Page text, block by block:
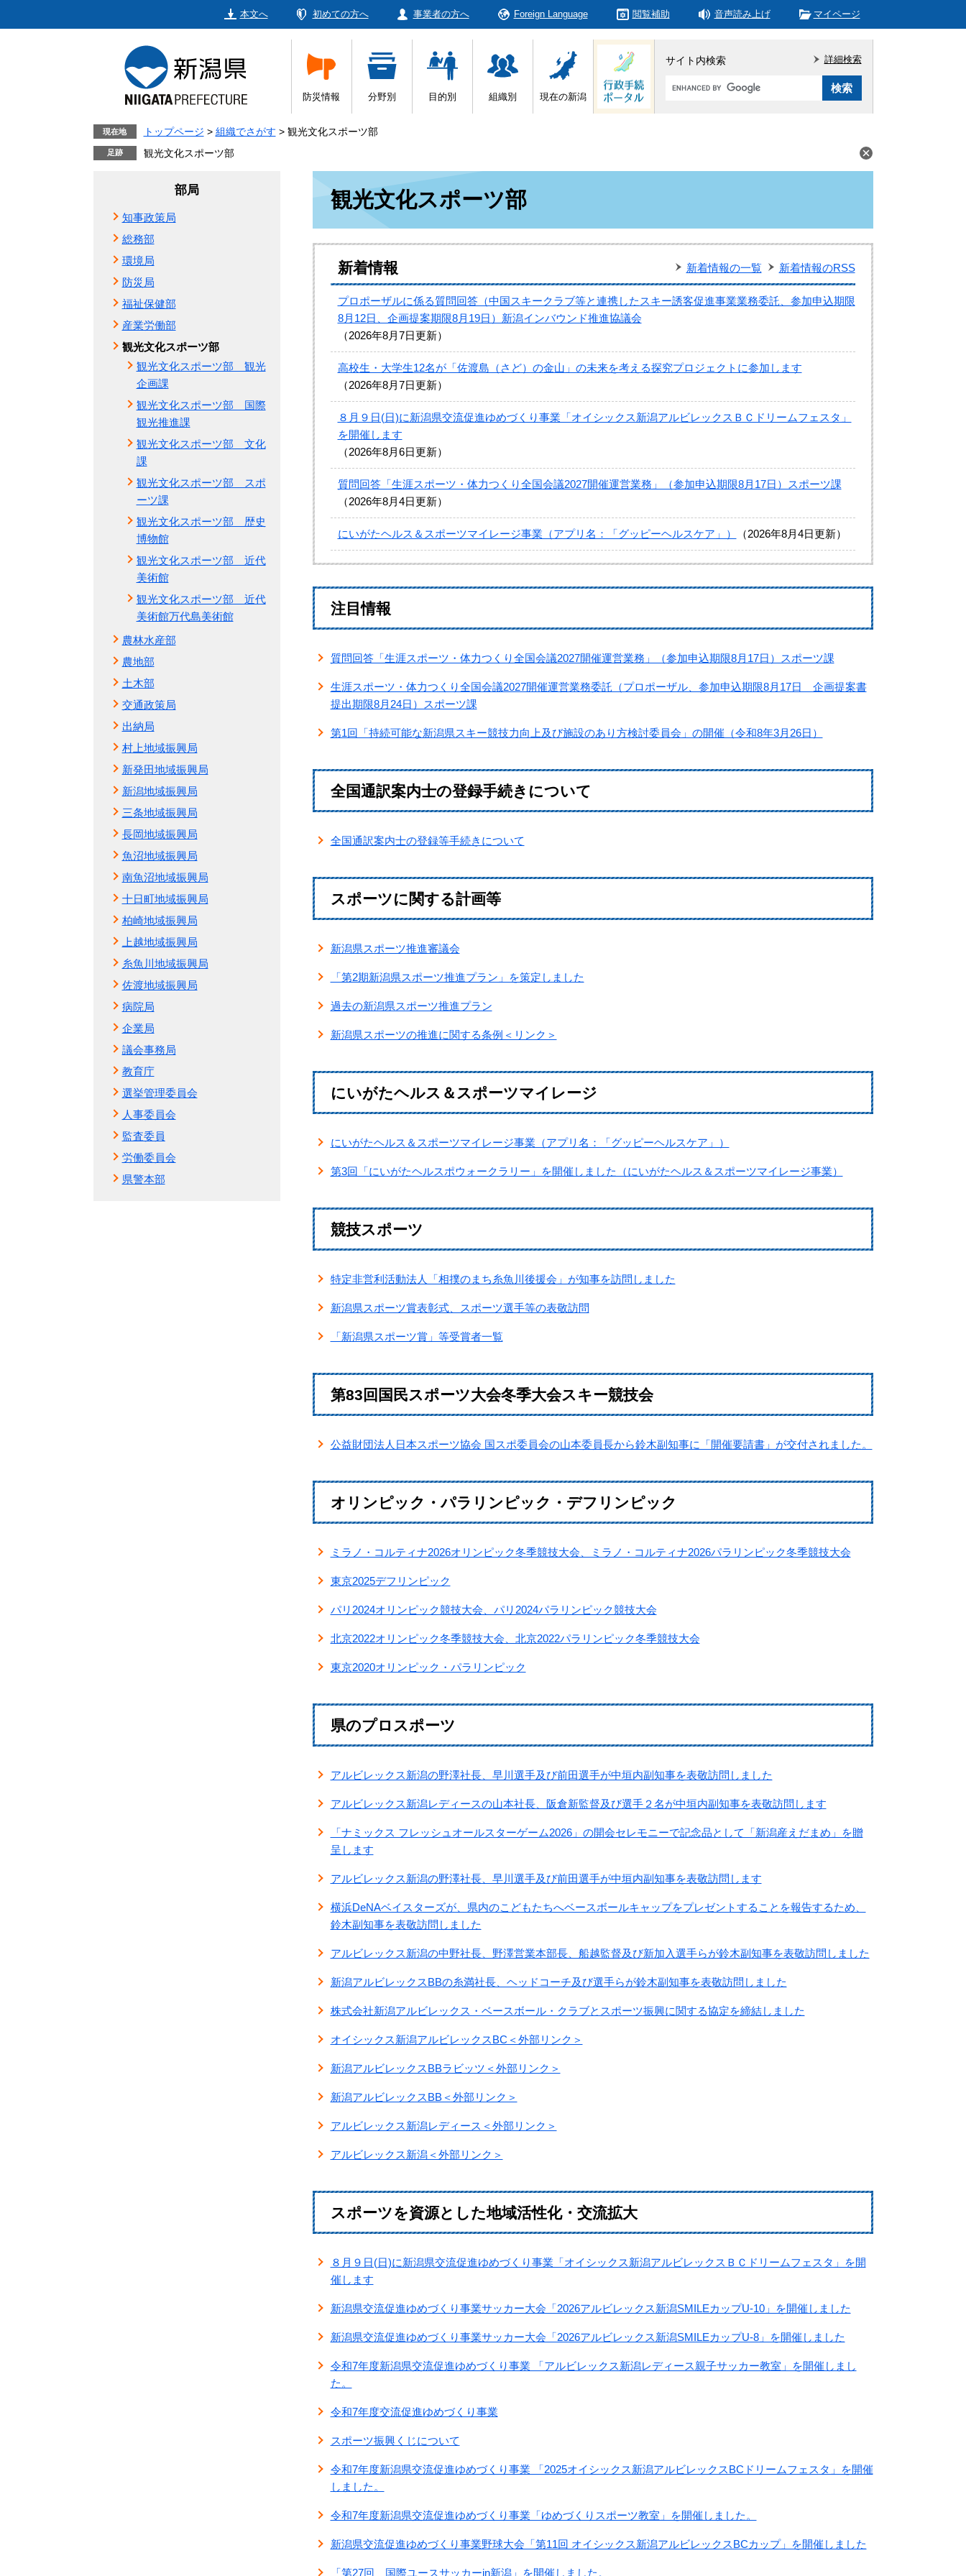
本文へ 初めての方へ 事業者の方へ Foreign Language 閲覧補助 音声読み上げ マイページ
防災情報 分野別 目的別 組織別 現在の新潟
サイト内検索
Google
索
詳細検索
現在地 トップページ > 組織でさがす > 観光文化スポーツ部
観光文化スポーツ部
観光文化スポーツ部
新着情報
2026年8月7日更新
プロポーザルに係る質問回答（中国スキークラブ等と連携したスキー誘客促進事業業務委託、参加申込期限
8月12日、企画提案期限8月19日）新潟インバウンド推進協議会
2026年8月7日更新
高校生・大学生12名が「佐渡島（さど）の金山」の未来を考える探究プロジェクトに参加します
2026年8月6日更新
８月９日(日)に新潟県交流促進ゆめづくり事業「オイシックス新潟アルビレックスＢＣドリームフェスタ」
を開催します
2026年8月4日更新
質問回答「生涯スポーツ・体力つくり全国会議2027開催運営業務」（参加申込期限8月17日）スポーツ課
2026年8月4日更新
にいがたヘルス＆スポーツマイレージ事業（アプリ名：「グッピーヘルスケア」）
新着情報の一覧 新着情報のRSS
注目情報
質問回答「生涯スポーツ・体力つくり全国会議2027開催運営業務」（参加申込期限8月17日）スポーツ課
生涯スポーツ・体力つくり全国会議2027開催運営業務委託（プロポーザル、参加申込期限8月17日 企画提案書
提出期限8月24日）スポーツ課
第1回「持続可能な新潟県スキー競技力向上及び施設のあり方検討委員会」の開催（令和8年3月26日）
全国通訳案内士の登録手続きについて
全国通訳案内士の登録等手続きについて
スポーツに関する計画等
新潟県スポーツ推進審議会
「第2期新潟県スポーツ推進プラン」を策定しました
過去の新潟県スポーツ推進プラン
新潟県スポーツの推進に関する条例＜リンク＞
にいがたヘルス＆スポーツマイレージ
にいがたヘルス＆スポーツマイレージ事業（アプリ名：「グッピーヘルスケア」）
第3回「にいがたヘルスポウォークラリー」を開催しました（にいがたヘルス＆スポーツマイレージ事業）
競技スポーツ
特定非営利活動法人「相撲のまち糸魚川後援会」が知事を訪問しました
新潟県スポーツ賞表彰式、スポーツ選手等の表敬訪問
「新潟県スポーツ賞」等受賞者一覧
第83回国民スポーツ大会冬季大会スキー競技会
公益財団法人日本スポーツ協会 国スポ委員会の山本委員長から鈴木副知事に「開催要請書」が交付されました。
オリンピック・パラリンピック・デフリンピック
ミラノ・コルティナ2026オリンピック冬季競技大会、ミラノ・コルティナ2026パラリンピック冬季競技大会
東京2025デフリンピック
パリ2024オリンピック競技大会、パリ2024パラリンピック競技大会
北京2022オリンピック冬季競技大会、北京2022パラリンピック冬季競技大会
東京2020オリンピック・パラリンピック
県のプロスポーツ
アルビレックス新潟の野澤社長、早川選手及び前田選手が中垣内副知事を表敬訪問しました
アルビレックス新潟レディースの山本社長、阪倉新監督及び選手２名が中垣内副知事を表敬訪問します
「ナミックス フレッシュオールスターゲーム2026」の開会セレモニーで記念品として「新潟産えだまめ」を贈
呈します
アルビレックス新潟の野澤社長、早川選手及び前田選手が中垣内副知事を表敬訪問します
横浜DeNAベイスターズが、県内のこどもたちへベースボールキャップをプレゼントすることを報告するため、
鈴木副知事を表敬訪問しました
アルビレックス新潟の中野社長、野澤営業本部長、船越監督及び新加入選手らが鈴木副知事を表敬訪問しました
新潟アルビレックスBBの糸満社長、ヘッドコーチ及び選手らが鈴木副知事を表敬訪問しました
株式会社新潟アルビレックス・ベースボール・クラブとスポーツ振興に関する協定を締結しました
オイシックス新潟アルビレックスBC＜外部リンク＞
新潟アルビレックスBBラビッツ＜外部リンク＞
新潟アルビレックスBB＜外部リンク＞
アルビレックス新潟レディース＜外部リンク＞
アルビレックス新潟＜外部リンク＞
スポーツを資源とした地域活性化・交流拡大
８月９日(日)に新潟県交流促進ゆめづくり事業「オイシックス新潟アルビレックスＢＣドリームフェスタ」を開
催します
新潟県交流促進ゆめづくり事業サッカー大会「2026アルビレックス新潟SMILEカップU-10」を開催しました
新潟県交流促進ゆめづくり事業サッカー大会「2026アルビレックス新潟SMILEカップU-8」を開催しました
令和7年度新潟県交流促進ゆめづくり事業 「アルビレックス新潟レディース親子サッカー教室」を開催しまし
た。
令和7年度交流促進ゆめづくり事業
スポーツ振興くじについて
令和7年度新潟県交流促進ゆめづくり事業 「2025オイシックス新潟アルビレックスBCドリームフェスタ」を開催
しました。
令和7年度新潟県交流促進ゆめづくり事業「ゆめづくりスポーツ教室」を開催しました。
新潟県交流促進ゆめづくり事業野球大会「第11回 オイシックス新潟アルビレックスBCカップ」を開催しました
「第27回 国際ユースサッカーin新潟」を開催しました。
部局
知事政策局
総務部
環境局
防災局
福祉保健部
産業労働部
観光文化スポーツ部
観光文化スポーツ部 観光
企画課
観光文化スポーツ部 国際
観光推進課
観光文化スポーツ部 文化
課
観光文化スポーツ部 スポ
ーツ課
観光文化スポーツ部 歴史
博物館
観光文化スポーツ部 近代
美術館
観光文化スポーツ部 近代
美術館万代島美術館
農林水産部
農地部
土木部
交通政策局
出納局
村上地域振興局
新発田地域振興局
新潟地域振興局
三条地域振興局
長岡地域振興局
魚沼地域振興局
南魚沼地域振興局
十日町地域振興局
柏崎地域振興局
上越地域振興局
糸魚川地域振興局
佐渡地域振興局
病院局
企業局
議会事務局
教育庁
選挙管理委員会
人事委員会
監査委員
労働委員会
県警本部